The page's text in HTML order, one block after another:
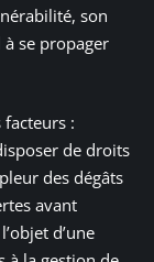
son
se propager
:
de droits
des dégâts
avant
d’une